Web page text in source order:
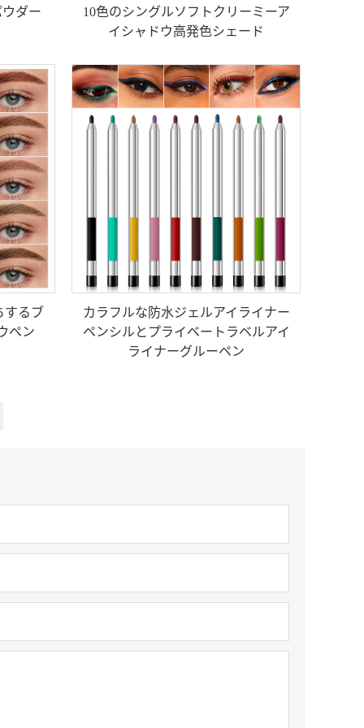
ダー
10色のシングルソフトクリーミーア
イシャドウ高発色シェード
するブ
ペン
カラフルな防水ジェルアイライナー
ペンシルとプライベートラベルアイ
ライナーグルーペン